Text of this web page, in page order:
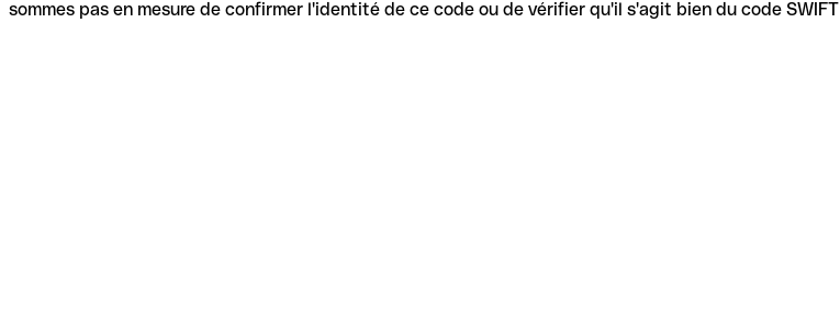
sommes pas en mesure de confirmer l'identité de ce code ou de vérifier qu'il s'agit bien du code